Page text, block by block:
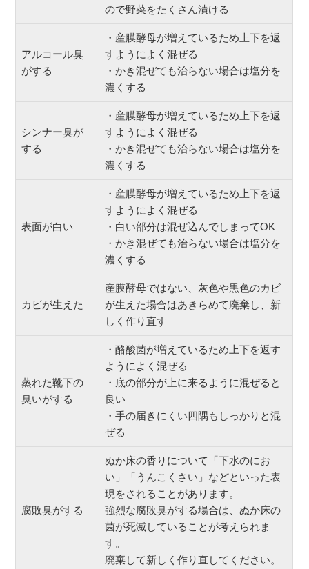
ので野菜をたくさん漬ける
アルコール臭
がする
・産膜酵母が増えているため上下を返
すようによく混ぜる
・かき混ぜても治らない場合は塩分を
濃くする
シンナー臭が
する
・産膜酵母が増えているため上下を返
すようによく混ぜる
・かき混ぜても治らない場合は塩分を
濃くする
表面が白い
・産膜酵母が増えているため上下を返
すようによく混ぜる
・白い部分は混ぜ込んでしまってOK
・かき混ぜても治らない場合は塩分を
濃くする
カビが生えた
産膜酵母ではない、灰色や黒色のカビ
が生えた場合はあきらめて廃棄し、新
しく作り直す
蒸れた靴下の
臭いがする
・酪酸菌が増えているため上下を返す
ようによく混ぜる
・底の部分が上に来るように混ぜると
良い
・手の届きにくい四隅もしっかりと混
ぜる
腐敗臭がする
ぬか床の香りについて「下水のにお
い」「うんこくさい」などといった表
現をされることがあります。
強烈な腐敗臭がする場合は、ぬか床の
菌が死滅していることが考えられま
す。
廃棄して新しく作り直してください。